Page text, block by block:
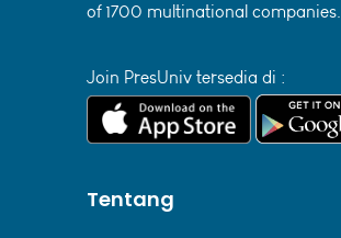
of 1700 multinational companies.
Join PresUniv tersedia di :
Tentang